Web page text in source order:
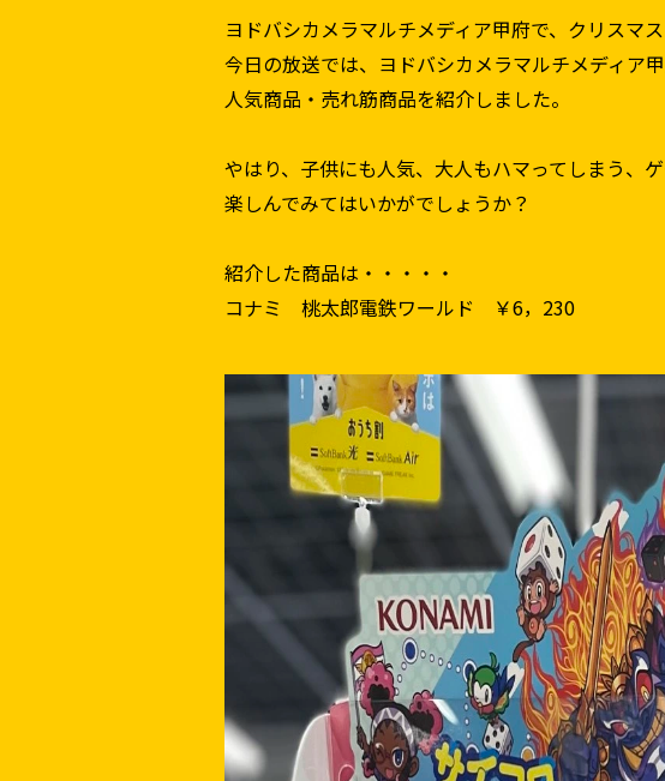
ヨドバシカメラマルチメディア甲府で、クリスマ
今日の放送では、ヨドバシカメラマルチメディア
人気商品・売れ筋商品を紹介しました。
やはり、子供にも人気、大人もハマってしまう、
楽しんでみてはいかがでしょうか？
紹介した商品は・・・・・
コナミ 桃太郎電鉄ワールド ￥6，230